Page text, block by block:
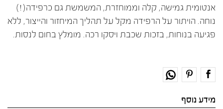
אנטומית גמישה, קלה וממוחזרת, המשמשת גם כרפידה(!)
נוחה. הויתור על הרפידה מקל על תהליך המיחזור והייצור, ללא
פגיעה בנוחות, בזכות שכבת ויסקו רכה. מומלץ בחום לנסות.
מידע נוסף